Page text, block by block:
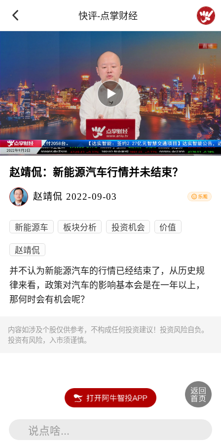
快评-点掌财经
赵靖侃：新能源汽车行情并未结束？
赵靖侃 2022-09-03
新能源车 板块分析 投资机会
价值
赵靖侃
并不认为新能源汽车的行情已经结束了，从历史规
律来看，政策对汽车的影响基本会是在一年以上，
那何时会有机会呢？
内容如涉及个股仅供参考，不构成任何投资建议！投资风险自负。
投资有风险，入市须谨慎。
说点啥...